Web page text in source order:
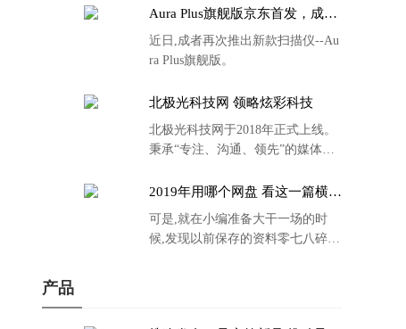
Aura Plus旗舰版京东首发，成者
近日,成者再次推出新款扫描仪--Au
ra Plus旗舰版。
北极光科技网 领略炫彩科技
北极光科技网于2018年正式上线。
秉承“专注、沟通、领先”的媒体理
2019年用哪个网盘 看这一篇横评
可是,就在小编准备大干一场的时
候,发现以前保存的资料零七八碎,
产品